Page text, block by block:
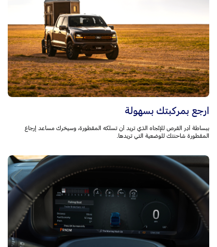
ارجع بمركبتك بسهولة
ببساطة أدِر القرص للإتّجاه الذي تريد أن تسلكه المقطورة، وسيحّرك مساعد إرجاع
المقطورة شاحنتك للوضعية التي تريدها.